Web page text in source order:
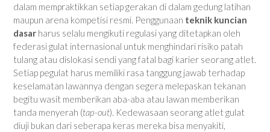
dalam mempraktikkan setiap gerakan di dalam gedung latihan
maupun arena kompetisi resmi. Penggunaan teknik kuncian
dasar harus selalu mengikuti regulasi yang ditetapkan oleh
federasi gulat internasional untuk menghindari risiko patah
tulang atau dislokasi sendi yang fatal bagi karier seorang atlet.
Setiap pegulat harus memiliki rasa tanggung jawab terhadap
keselamatan lawannya dengan segera melepaskan tekanan
begitu wasit memberikan aba-aba atau lawan memberikan
tanda menyerah (tap-out). Kedewasaan seorang atlet gulat
diuji bukan dari seberapa keras mereka bisa menyakiti,